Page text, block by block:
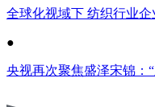
全球化视域下 纺织行业
●
央视再次聚焦盛泽宋锦：